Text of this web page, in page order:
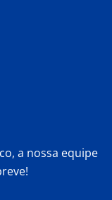
a nossa equipe